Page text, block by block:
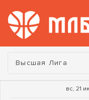
Турнир:
Высшая Лига
вс, 21